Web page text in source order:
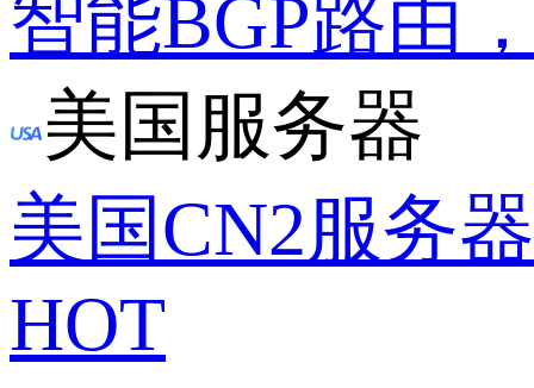
智能BGP路由
美国服务器
美国CN2服务器
HOT